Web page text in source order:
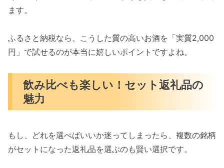
ます。
ふるさと納税なら、こうした質の高いお酒を「実質2,000
円」で試せるのが本当に嬉しいポイントですよね。
飲み比べも楽しい！セット返礼品の
魅力
もし、どれを選べばいいか迷ってしまったら、複数の銘柄
がセットになった返礼品を選ぶのも賢い選択です。